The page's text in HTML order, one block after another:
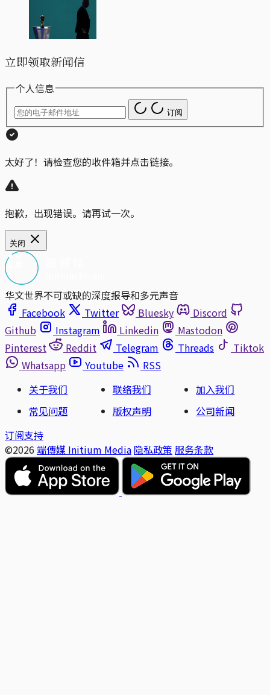
立即领取新闻信
个人信息
订阅
太好了！请检查您的收件箱并点击链接。
抱歉，出现错误。请再试一次。
关闭
华文世界不可或缺的深度报导和多元声音
Facebook
Twitter Bluesky
Discord
Github
Instagram Linkedin
Mastodon
Pinterest
Reddit Telegram Threads
Tiktok
Whatsapp
Youtube
RSS
关于我们
联络我们
加入我们
常见问题
版权声明
公司新闻
订阅支持
©2026 端傳媒 Initium Media 隐私政策 服务条款